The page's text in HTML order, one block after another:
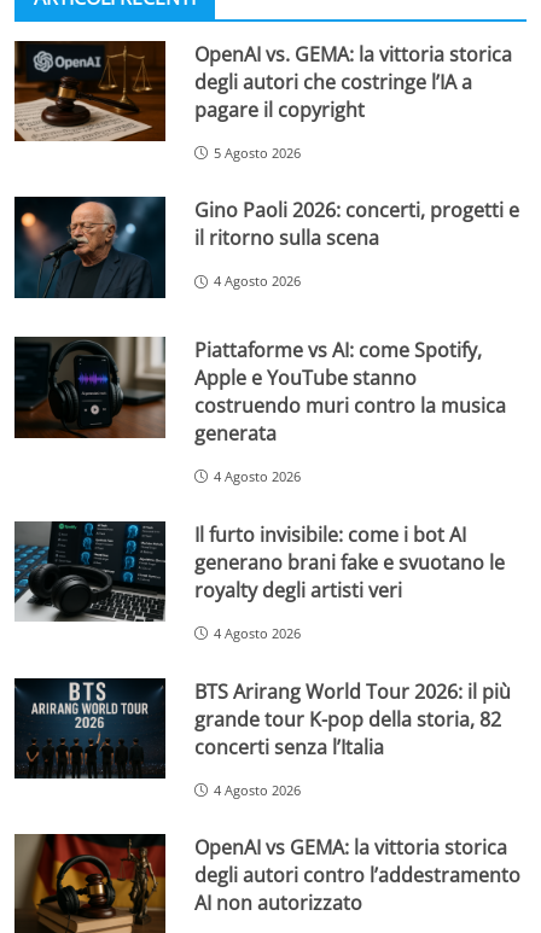
OpenAI vs. GEMA: la vittoria storica
degli autori che costringe l’IA a
pagare il copyright
5 Agosto 2026
Gino Paoli 2026: concerti, progetti e
il ritorno sulla scena
4 Agosto 2026
Piattaforme vs AI: come Spotify,
Apple e YouTube stanno
costruendo muri contro la musica
generata
4 Agosto 2026
Il furto invisibile: come i bot AI
generano brani fake e svuotano le
royalty degli artisti veri
4 Agosto 2026
BTS Arirang World Tour 2026: il più
grande tour K-pop della storia, 82
concerti senza l’Italia
4 Agosto 2026
OpenAI vs GEMA: la vittoria storica
degli autori contro l’addestramento
AI non autorizzato